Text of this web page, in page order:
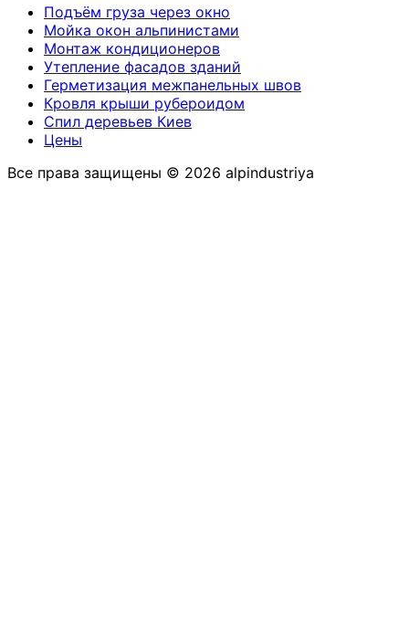
Подъём груза через окно
Мойка окон альпинистами
Монтаж кондиционеров
Утепление фасадов зданий
Герметизация межпанельных швов
Кровля крыши рубероидом
Спил деревьев Киев
Цены
Все права защищены © 2026 alpindustriya